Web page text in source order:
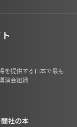
を提供する日本で最も
演会組織
社の本